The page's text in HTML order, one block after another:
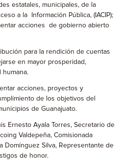
estatales, municipales, de la
a la Información Pública, (IACIP);
acciones de gobierno abierto
para la rendición de cuentas
en mayor prosperidad,
humana.
acciones, proyectos y
de los objetivos del
de Guanajuato.
Ernesto Ayala Torres, Secretario de
Valdepeña, Comisionada
Domínguez Silva, Representante de
de honor.